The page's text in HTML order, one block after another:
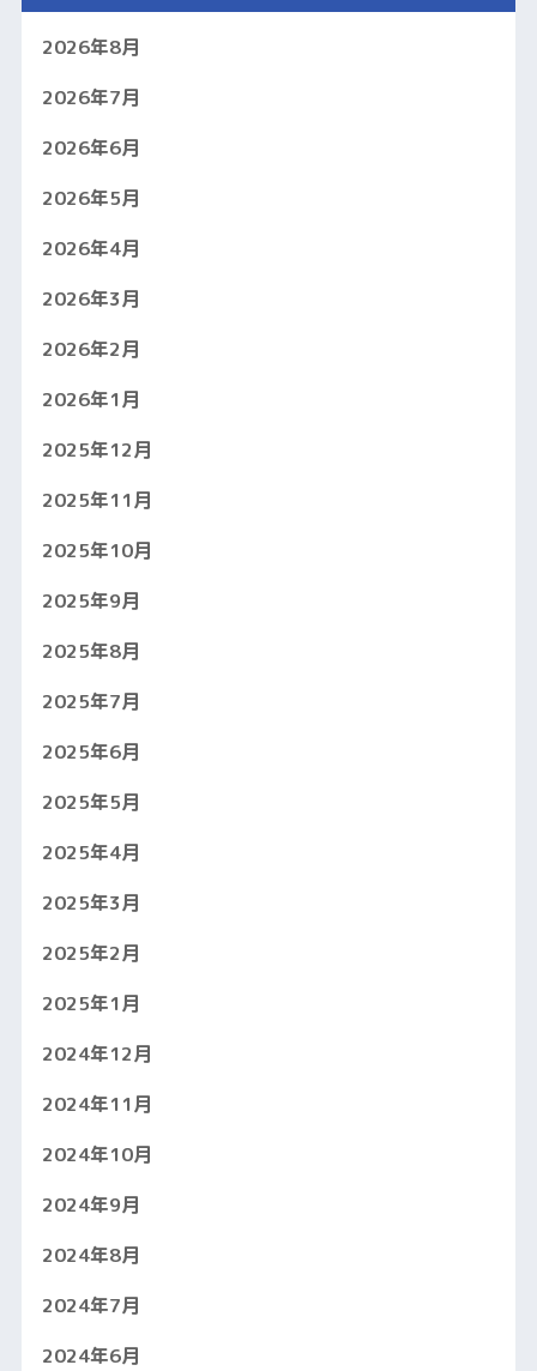
2026年8月
2026年7月
2026年6月
2026年5月
2026年4月
2026年3月
2026年2月
2026年1月
2025年12月
2025年11月
2025年10月
2025年9月
2025年8月
2025年7月
2025年6月
2025年5月
2025年4月
2025年3月
2025年2月
2025年1月
2024年12月
2024年11月
2024年10月
2024年9月
2024年8月
2024年7月
2024年6月